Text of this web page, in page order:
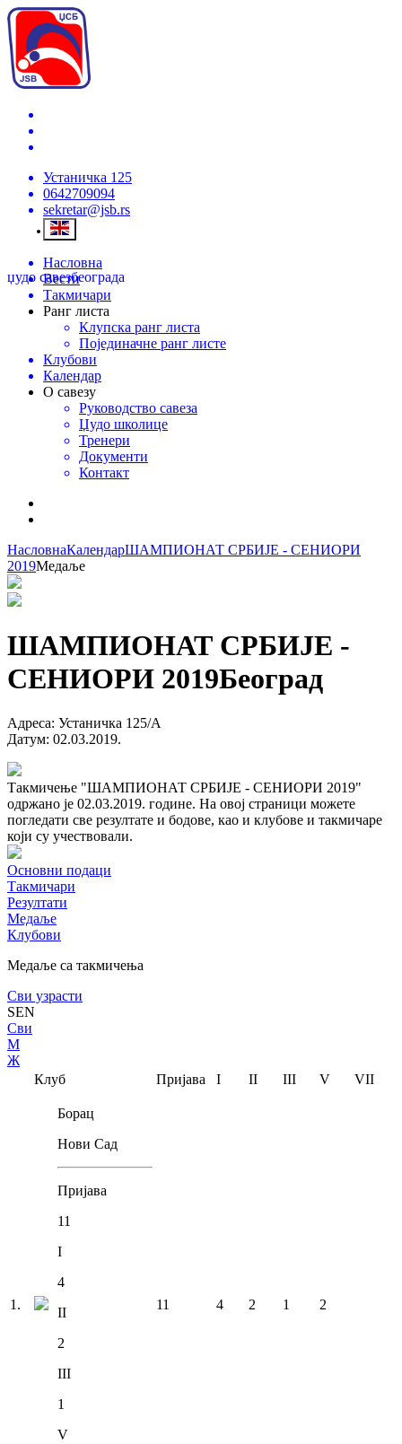
Устаничка 125
0642709094
sekretar@jsb.rs
џудо савезбеограда
Насловна
Вести
Такмичари
Ранг листа
Клупска ранг листа
Појединачне ранг листе
Клубови
Календар
О савезу
Руководство савеза
Џудо школице
Тренери
Документи
Контакт
НасловнаКалендарШАМПИОНАТ СРБИЈЕ - СЕНИОРИ
2019Медаље
ШАМПИОНАТ СРБИЈЕ -
СЕНИОРИ 2019Београд
Адреса: Устаничка 125/А
Датум: 02.03.2019.
Такмичење "ШАМПИОНАТ СРБИЈЕ - СЕНИОРИ 2019"
одржано је 02.03.2019. године. На овој страници можете
погледати све резултате и бодове, као и клубове и такмичаре
који су учествовали.
Основни подаци
Такмичари
Резултати
Медаље
Клубови
Медаље са такмичења
Сви узрасти
SEN
Сви
М
Ж
Клуб
Пријава I II III V VII
1 .
Борац
Нови Сад
Пријава
11
I
4
II
2
III
1
V
11 4 2 1 2